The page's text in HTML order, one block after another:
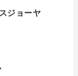
ジョーヤ